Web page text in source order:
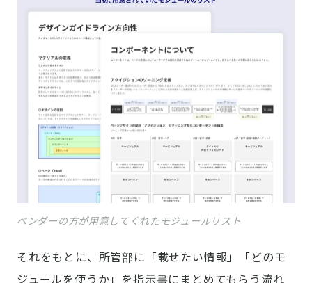
ベンダーの方が用意してくれたモジュールリスト
それをもとに、所管部に「載せたい情報」「どのモ
ジュールを使うか」を指示書にまとめてもらう流れ